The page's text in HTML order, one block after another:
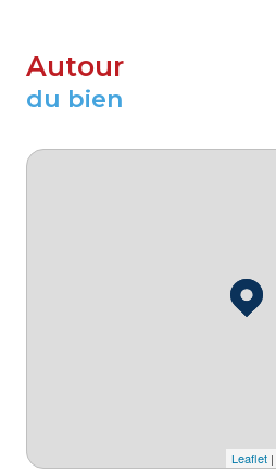
Autour
du bien
Leaflet |